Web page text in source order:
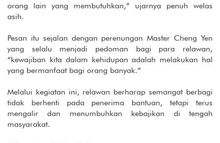
orang lain yang membutuhkan,” ujarnya penuh welas
asih.
Pesan itu sejalan dengan perenungan Master Cheng Yen
yang selalu menjadi pedoman bagi para relawan,
“kewajiban kita dalam kehidupan adalah melakukan hal
yang bermanfaat bagi orang banyak.”
Melalui kegiatan ini, relawan berharap semangat berbagi
tidak berhenti pada penerima bantuan, tetapi terus
mengalir dan menumbuhkan kebajikan di tengah
masyarakat.